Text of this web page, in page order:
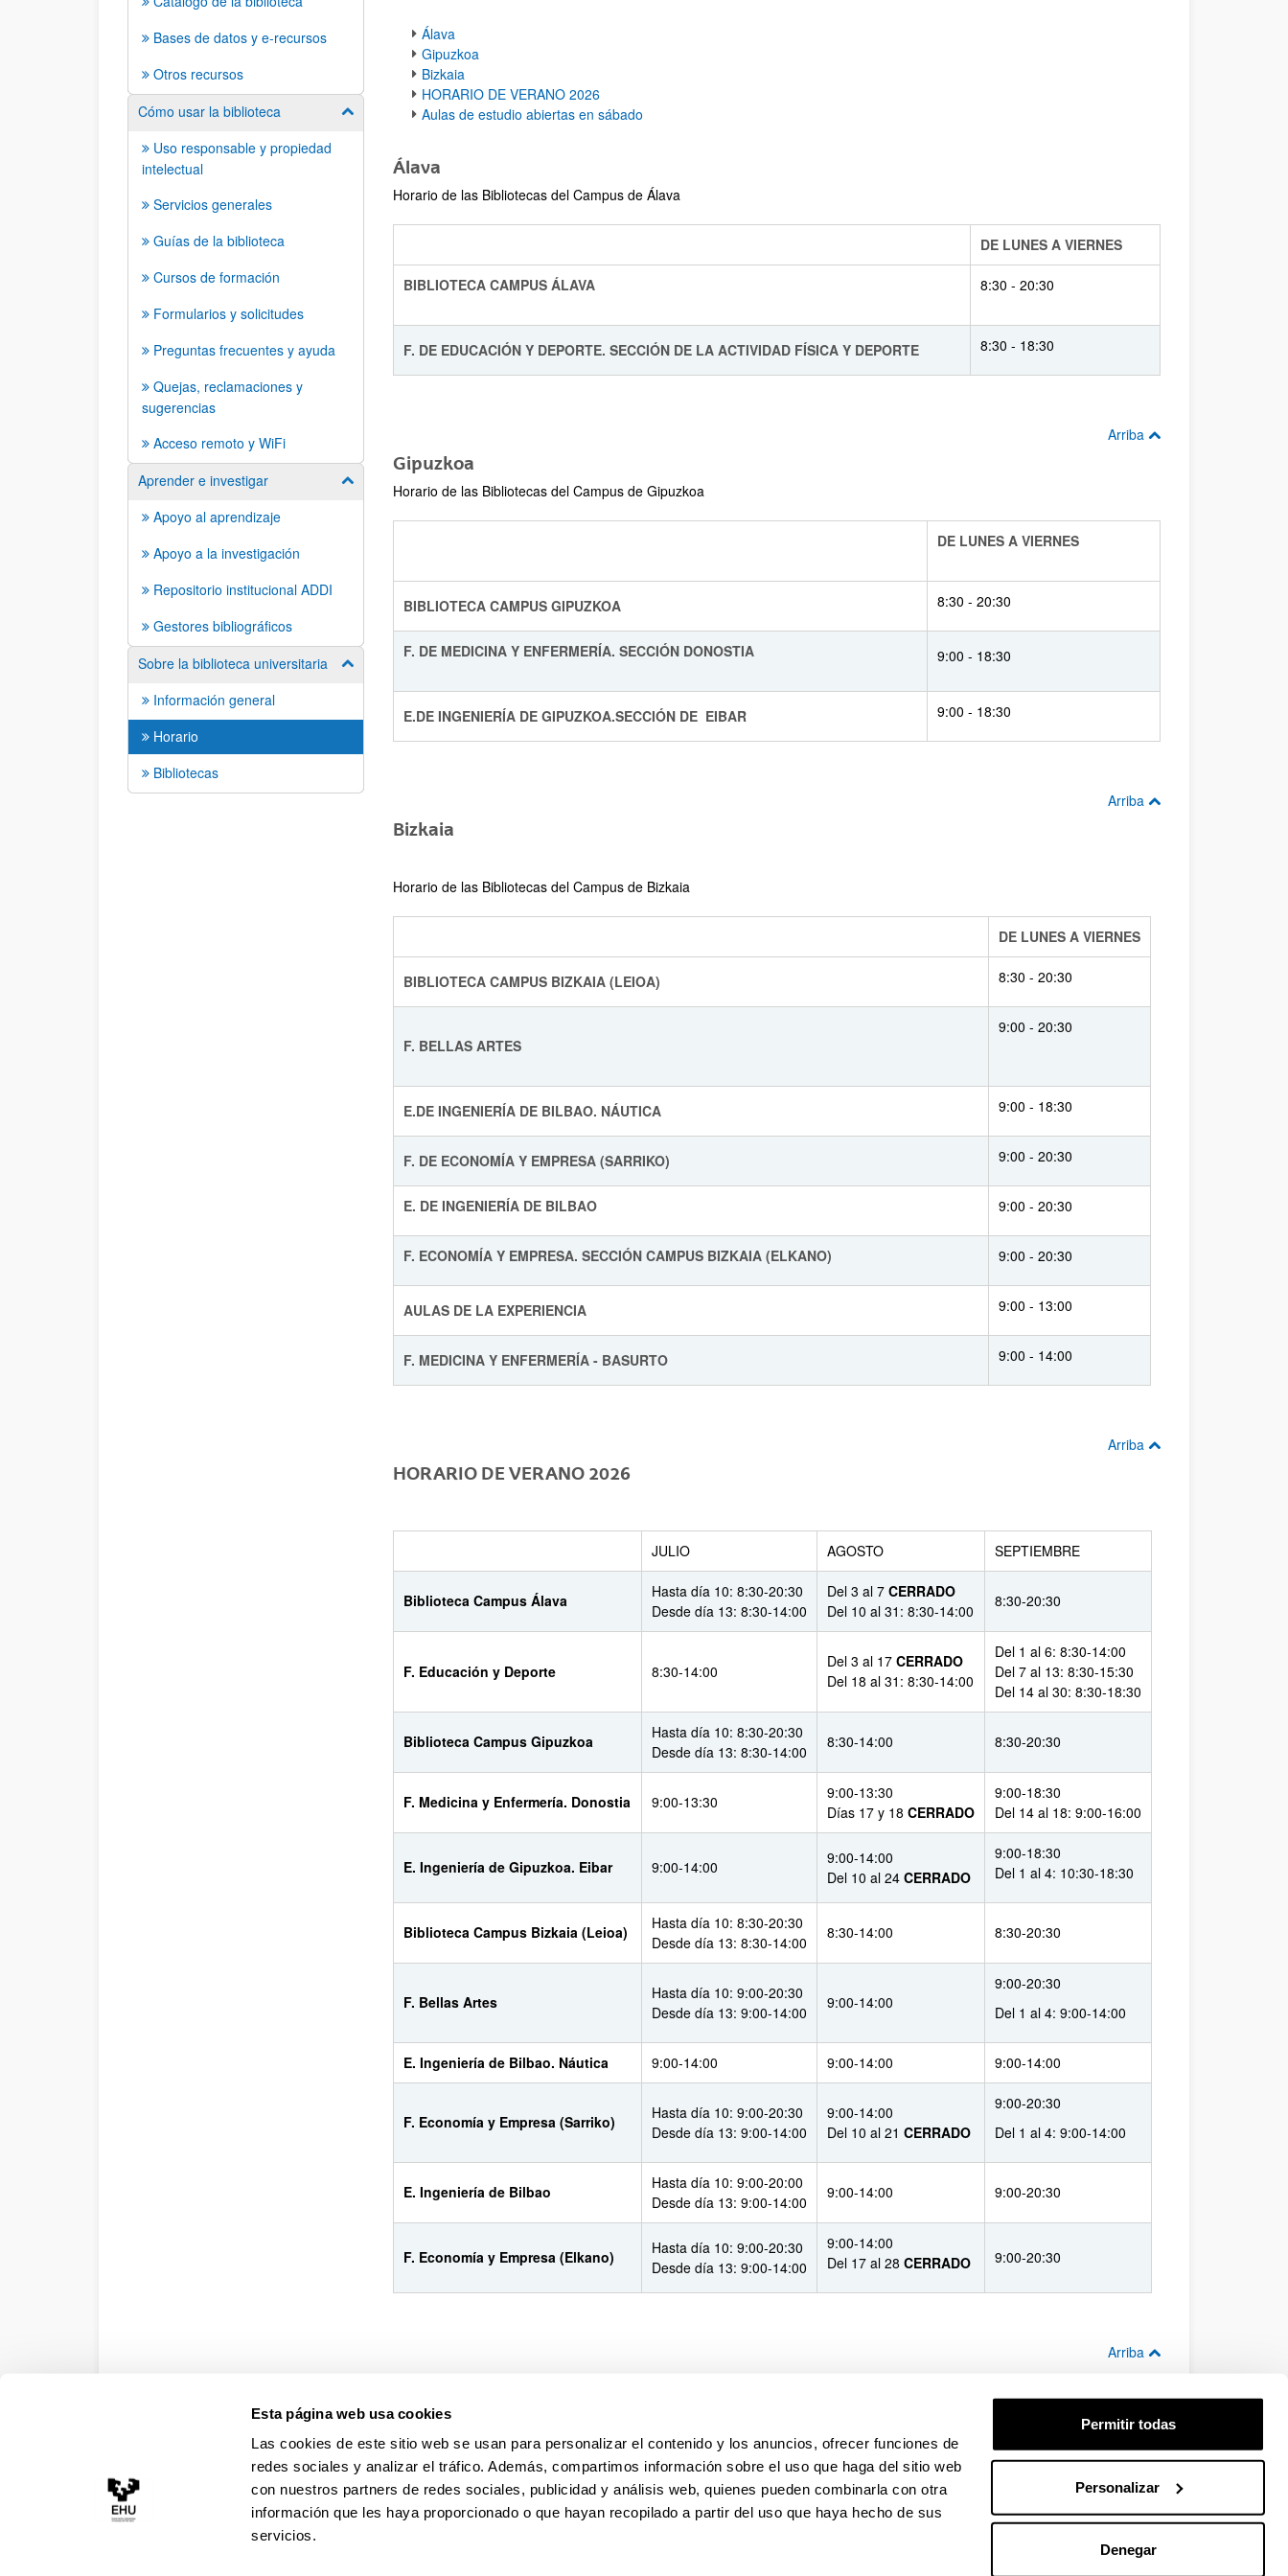
Esta página web usa cookies
Las cookies de este sitio web se usan para personalizar el contenido y los anuncios, ofrecer funciones de
redes sociales y analizar el tráfico. Además, compartimos información sobre el uso que haga del sitio web
con nuestros partners de redes sociales, publicidad y análisis web, quienes pueden combinarla con otra
información que les haya proporcionado o que hayan recopilado a partir del uso que haya hecho de sus
servicios.
Permitir todas
Personalizar
Denegar
Bases de datos y e-recursos
Otros recursos
Cómo usar la biblioteca
Mostrar/ocultar subpáginas
Uso responsable y propiedad
intelectual
Servicios generales
Guías de la biblioteca
Cursos de formación
Formularios y solicitudes
Preguntas frecuentes y ayuda
Quejas, reclamaciones y
sugerencias
Acceso remoto y WiFi
Aprender e investigar
Mostrar/ocultar subpáginas
Apoyo al aprendizaje
Apoyo a la investigación
Repositorio institucional ADDI
Gestores bibliográficos
Sobre la biblioteca universitaria
Mostrar/ocultar subpáginas
Información general
Horario
Bibliotecas
Álava
Gipuzkoa
Bizkaia
HORARIO DE VERANO 2026
Aulas de estudio abiertas en sábado
Álava
Horario de las Bibliotecas del Campus de Álava
DE LUNES A VIERNES
BIBLIOTECA CAMPUS ÁLAVA 8:30 - 20:30
F. DE EDUCACIÓN Y DEPORTE. SECCIÓN DE LA ACTIVIDAD FÍSICA Y DEPORTE 8:30 - 18:30
Arriba
Gipuzkoa
Horario de las Bibliotecas del Campus de Gipuzkoa
DE LUNES A VIERNES
BIBLIOTECA CAMPUS GIPUZKOA 8:30 - 20:30
F. DE MEDICINA Y ENFERMERÍA. SECCIÓN DONOSTIA 9:00 - 18:30
E.DE INGENIERÍA DE GIPUZKOA.SECCIÓN DE EIBAR 9:00 - 18:30
Arriba
Bizkaia
Horario de las Bibliotecas del Campus de Bizkaia
DE LUNES A VIERNES
BIBLIOTECA CAMPUS BIZKAIA (LEIOA) 8:30 - 20:30
F. BELLAS ARTES
9:00 - 20:30
E.DE INGENIERÍA DE BILBAO. NÁUTICA 9:00 - 18:30
F. DE ECONOMÍA Y EMPRESA (SARRIKO) 9:00 - 20:30
E. DE INGENIERÍA DE BILBAO 9:00 - 20:30
F. ECONOMÍA Y EMPRESA. SECCIÓN CAMPUS BIZKAIA (ELKANO) 9:00 - 20:30
AULAS DE LA EXPERIENCIA 9:00 - 13:00
F. MEDICINA Y ENFERMERÍA - BASURTO 9:00 - 14:00
Arriba
HORARIO DE VERANO 2026
JULIO AGOSTO SEPTIEMBRE
Biblioteca Campus Álava
Hasta día 10: 8:30-20:30
Desde día 13: 8:30-14:00
Del 3 al 7 CERRADO
Del 10 al 31: 8:30-14:00
8:30-20:30
F. Educación y Deporte 8:30-14:00
Del 3 al 17 CERRADO
Del 18 al 31: 8:30-14:00
Del 1 al 6: 8:30-14:00
Del 7 al 13: 8:30-15:30
Del 14 al 30: 8:30-18:30
Biblioteca Campus Gipuzkoa
Hasta día 10: 8:30-20:30
Desde día 13: 8:30-14:00
8:30-14:00 8:30-20:30
F. Medicina y Enfermería. Donostia 9:00-13:30
9:00-13:30
Días 17 y 18 CERRADO
9:00-18:30
Del 14 al 18: 9:00-16:00
E. Ingeniería de Gipuzkoa. Eibar 9:00-14:00
9:00-14:00
Del 10 al 24 CERRADO
9:00-18:30
Del 1 al 4: 10:30-18:30
Biblioteca Campus Bizkaia (Leioa)
Hasta día 10: 8:30-20:30
Desde día 13: 8:30-14:00
8:30-14:00 8:30-20:30
F. Bellas Artes
Hasta día 10: 9:00-20:30
Desde día 13: 9:00-14:00
9:00-14:00
9:00-20:30
Del 1 al 4: 9:00-14:00
E. Ingeniería de Bilbao. Náutica 9:00-14:00 9:00-14:00 9:00-14:00
F. Economía y Empresa (Sarriko)
Hasta día 10: 9:00-20:30
Desde día 13: 9:00-14:00
9:00-14:00
Del 10 al 21 CERRADO
9:00-20:30
Del 1 al 4: 9:00-14:00
E. Ingeniería de Bilbao
Hasta día 10: 9:00-20:00
Desde día 13: 9:00-14:00
9:00-14:00 9:00-20:30
F. Economía y Empresa (Elkano)
Hasta día 10: 9:00-20:30
Desde día 13: 9:00-14:00
9:00-14:00
Del 17 al 28 CERRADO 9:00-20:30
Arriba
Además de las aperturas extraordinarias en períodos de exámenes, la EHU dispone de aulas de estudio abiertas en sábado
Campus de Gipuzkoa:
Centro Elbira Zipitria
Campus de Bizkaia: Facultad de Economía y Empresa
Escuela de Ingeniería de Bilbao
Arriba